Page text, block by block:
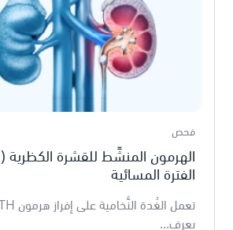
فحص
الفترة المسائية
يعرف...